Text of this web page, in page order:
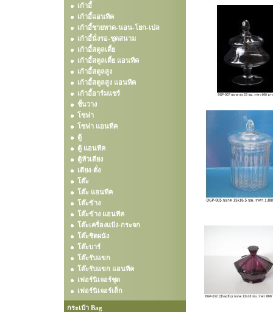
เก้าอี้
เก้าอี้แอนทีค
เก้าอี้ชายหาด-นอน-โยก-เปล
เก้าอี้นั่งรอ-ชุดสนาม
เก้าอี้สตูลเตี้ย
เก้าอี้สตูลเตี้ย แอนทีค
เก้าอี้สตูลสูง
เก้าอี้สตูลสูง แอนทีค
เก้าอี้อาร์มแชร์
ชั้นวาง
โซฟา
โซฟา แอนทีค
ตู้
ตู้ แอนทีค
ตู้หัวเตียง
เตียง-ตั่ง
โต๊ะ
โต๊ะ แอนทีค
โต๊ะข้าง
โต๊ะข้าง แอนทีค
โต๊ะเครื่องแป้ง-กระจก
โต๊ะชิดผนัง
โต๊ะบาร์
โต๊ะรับแขก
โต๊ะรับแขก แอนทีค
เฟอร์นิเจอร์ชุด
เฟอร์นิเจอร์เด็ก
กระเป๋า Bag